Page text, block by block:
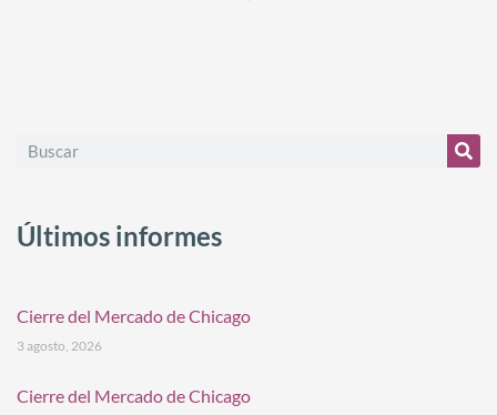
Últimos informes
Cierre del Mercado de Chicago
3 agosto, 2026
Cierre del Mercado de Chicago